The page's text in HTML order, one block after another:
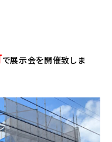
で展示会を開催致しま